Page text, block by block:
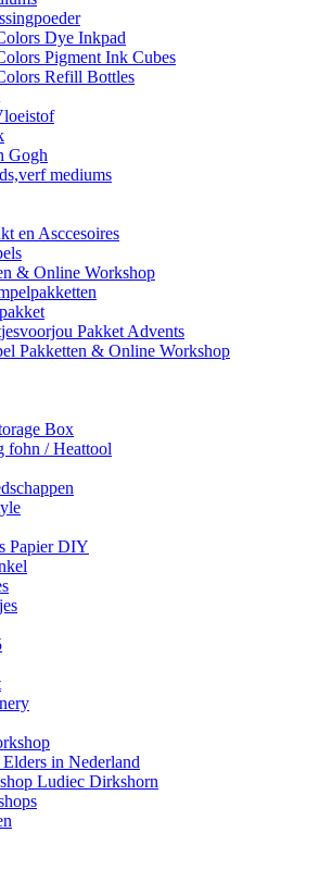
Dye Inkpad
Pigment Ink Cubes
Refill Bottles
Gogh
mediums
en Asccesoires
& Online Workshop
Pakket Advents
Pakketten & Online Workshop
Box
fohn / Heattool
Papier DIY
in Nederland
Ludiec Dirkshorn